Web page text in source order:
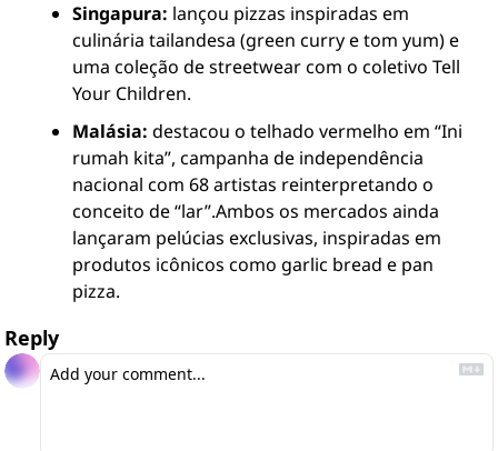
Singapura: lançou pizzas inspiradas em
culinária tailandesa (green curry e tom yum) e
uma coleção de streetwear com o coletivo Tell
Your Children.
Malásia: destacou o telhado vermelho em “Ini
rumah kita”, campanha de independência
nacional com 68 artistas reinterpretando o
conceito de “lar”.Ambos os mercados ainda
lançaram pelúcias exclusivas, inspiradas em
produtos icônicos como garlic bread e pan
pizza.
Reply